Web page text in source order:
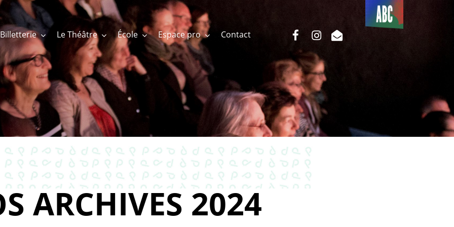
Billetterie Le Théâtre École Espace pro Contact
Du côté
de l’ABC
facebookinstagram
email
ARCHIVES 2024